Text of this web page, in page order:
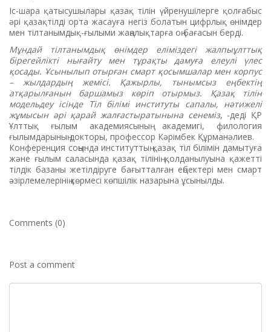
Іс-шара қатысушылары қазақ тілін үйренушілерге қолғабыс
әрі қазақтілді орта жасауға негіз болатын цифрлық өнімдер
мен тілтанымдық-ғылыми жаңалықтарға оң бағасын берді.
Мұндай тілтанымдық өнімдер еліміздегі жалпыұлттық
бірегейлікті нығайту мен тұрақты дамуға елеулі үлес
қосады. Ұсынылып отырған смарт қосымшалар мен корпус
– жылдардың жемісі. Қажырлы, тынымсыз еңбектің
атқарылғанын баршамыз көріп отырмыз. Қазақ тілін
модельдеу ісінде Тіл білімі институты сапалы, нәтижелі
жұмысын әрі қарай жалғастыратынына сенеміз, -деді ҚР
Ұлттық ғылым академиясының академигі, филология
ғылымдарының докторы, профессор Кәрімбек Құрманәлиев.
Конференция соңында институттың қазақ тіл білімін дамытуға
және ғылым саласында қазақ тілінің қолданылуына қажетті
тілдік базаны жетілдіруге бағытталған еңбектері мен смарт
әзірлемелерінің көрмесі көпшілік назарына ұсынылды.
Comments (0)
Post a comment